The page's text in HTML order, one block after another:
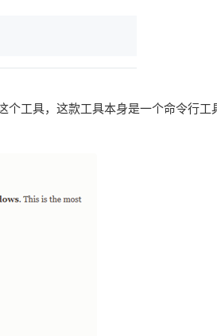
工具，这款工具本身是一个命令行工